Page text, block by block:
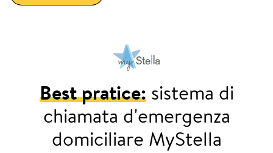
Best pratice: sistema di
chiamata d'emergenza
domiciliare MyStella